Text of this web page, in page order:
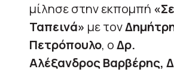
μίλησε στην εκπομπή
Ταπεινά» με τον
Πετρόπουλο, οΔρ.
Αλέξανδρος Βαρβέρης,